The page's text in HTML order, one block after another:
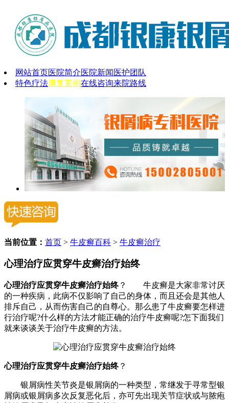
网站首页医院简介医院新闻 医护团队
特色疗法康复案例在线咨询来院路线
当前位置： 首页 > 牛皮癣百科 > 牛皮癣治疗
心理治疗应贯穿牛皮癣治疗始终
心理治疗应贯穿牛皮癣治疗始终？ 牛皮癣是大家非常讨厌
的一种疾病，此病不仅影响了自己的身体，而且还会是其他人
排斥自己，从而伤害自己的自尊心。那么患了牛皮癣要怎样进
行治疗呢?什么样的方法才能正确的治疗牛皮癣呢?怎下面我们
就来谈谈关于治疗牛皮癣的方法。
心理治疗应贯穿牛皮癣治疗始终？
银屑病性关节炎是银屑病的一种类型，常继发于寻常型银
屑病或银屑病多次反复恶化后，亦可先出现关节症状或与脓疱